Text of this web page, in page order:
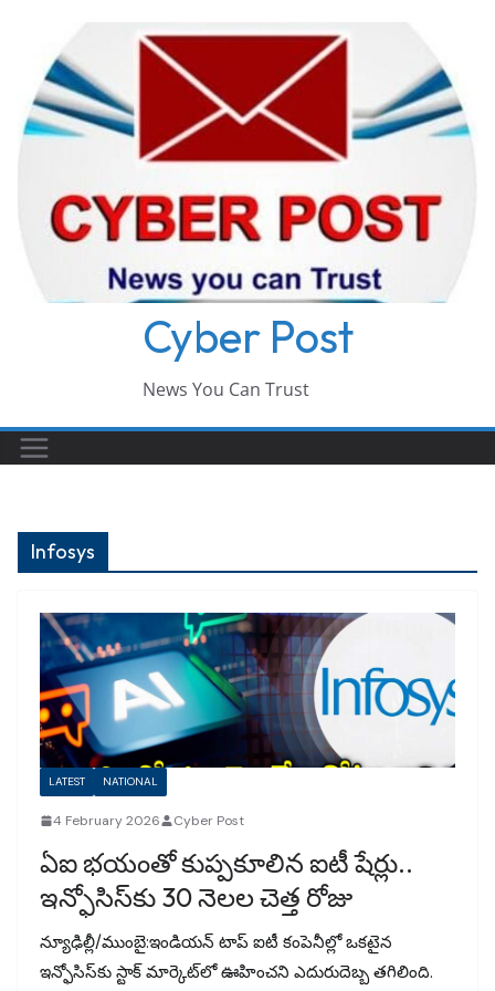
content
Cyber Post
News You Can Trust
Infosys
LATEST NATIONAL
4 February 2026 Cyber Post
ఏఐ భయంతో కుప్పకూలిన ఐటీ షేర్లు..
ఇన్ఫోసిస్‌కు 30 నెలల చెత్త రోజు
న్యూఢిల్లీ/ముంబై:ఇండియన్ టాప్ ఐటీ కంపెనీల్లో ఒకటైన
ఇన్ఫోసిస్‌కు స్టాక్ మార్కెట్‌లో ఊహించని ఎదురుదెబ్బ తగిలింది.